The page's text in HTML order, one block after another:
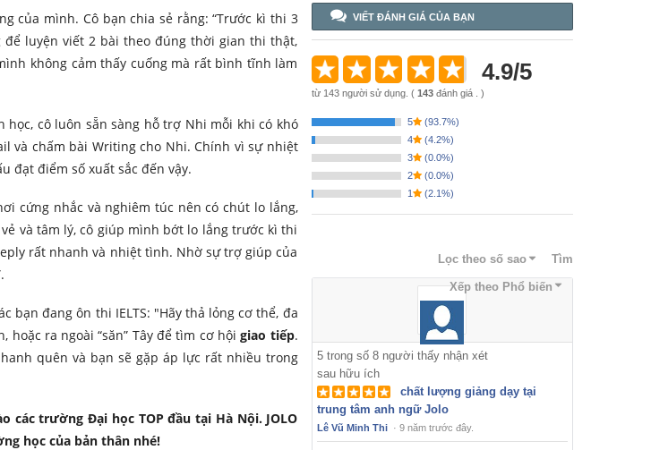
của mình. Cô bạn chia sẻ rằng: “Trước kì thi 3
luyện viết 2 bài theo đúng thời gian thi thật,
không cảm thấy cuống mà rất bình tĩnh làm
cô luôn sẵn sàng hỗ trợ Nhi mỗi khi có khó
và chấm bài Writing cho Nhi. Chính vì sự nhiệt
đạt điểm số xuất sắc đến vậy.
cứng nhắc và nghiêm túc nên có chút lo lắng,
và tâm lý, cô giúp mình bớt lo lắng trước kì thi
rất nhanh và nhiệt tình. Nhờ sự trợ giúp của
bạn đang ôn thi IELTS: "Hãy thả lỏng cơ thể, đa
hoặc ra ngoài “săn” Tây để tìm cơ hộigiao tiếp.
quên và bạn sẽ gặp áp lực rất nhiều trong
các trường Đại học TOP đầu tại Hà Nội. JOLO
học của bản thân nhé!
VIẾT ĐÁNH GIÁ CỦA BẠN
4.9/5
từ 143người sử dụng. ( 143đánh giá . )
5 (93.7%)
4
(4.2%)
3
(0.0%)
2
(0.0%)
1
(2.1%)
Tìm
Lọc theo số sao
Xếp theo Phổ biến
5trong số 8người thấy nhận xét
sau hữu ích
chất lượng giảng dạy tại
trung tâm anh ngữ Jolo
Lê Vũ Minh Thi· 9 năm trước đây.